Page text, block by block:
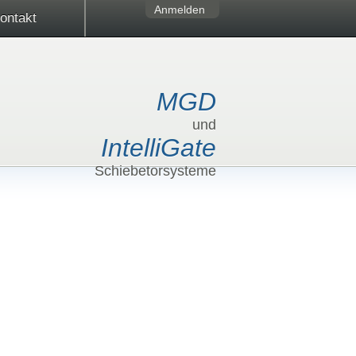
Anmelden
MGD
und
IntelliGate
Schiebetorsysteme